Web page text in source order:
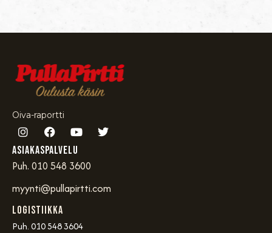
Oiva-raportti
Asiakaspalvelu
Puh. 010 548 3600
myynti@pullapirtti.com
Logistiikka
Puh. 010 548 3604